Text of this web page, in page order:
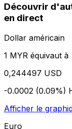
Découvrir
en direct
Dollar américain
1 MYR équivaut à
0,244497 USD
-0.0002 (0.09%)
Afficher le
Euro